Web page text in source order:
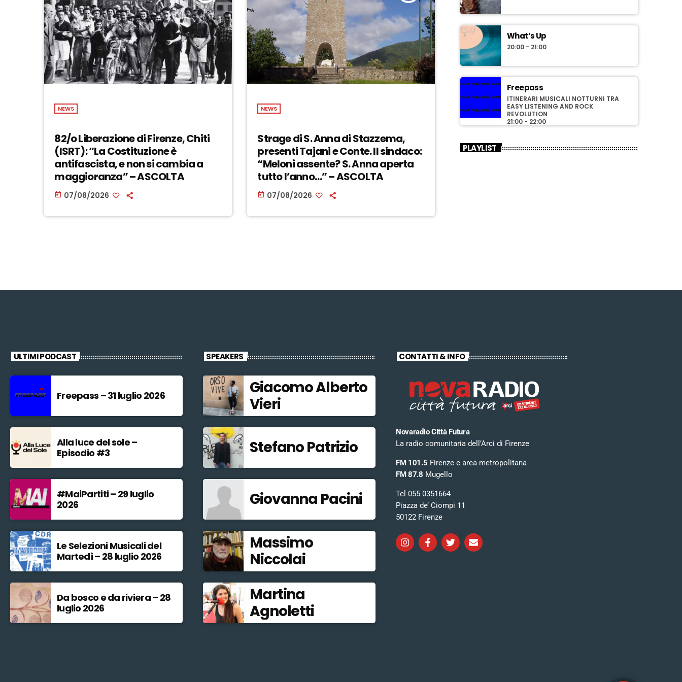
NEWS
82/o Liberazione di Firenze, Chiti
(ISRT): “La Costituzione è
antifascista, e non si cambia a
maggioranza” – ASCOLTA
today 07/08/2026
NEWS
Strage di S. Anna di Stazzema,
presenti Tajani e Conte. Il sindaco:
“Meloni assente? S. Anna aperta
tutto l’anno…” – ASCOLTA
today 07/08/2026
What’s Up
20:00 - 21:00
Freepass
ITINERARI MUSICALI NOTTURNI TRA
EASY LISTENING AND ROCK
REVOLUTION
21:00 - 22:00
PLAYLIST
ULTIMI PODCAST
Freepass – 31 luglio 2026
Alla luce del sole –
Episodio #3
#MaiPartiti – 29 luglio
2026
Le Selezioni Musicali del
Martedì – 28 luglio 2026
Da bosco e da riviera – 28
luglio 2026
SPEAKERS
Giacomo Alberto
Vieri
Stefano Patrizio
Giovanna Pacini
Massimo
Niccolai
Martina
Agnoletti
CONTATTI & INFO
Novaradio Città Futura
La radio comunitaria dell’Arci di Firenze
FM 101.5 Firenze e area metropolitana
FM 87.8 Mugello
Tel 055 0351664
Piazza de’ Ciompi 11
50122 Firenze